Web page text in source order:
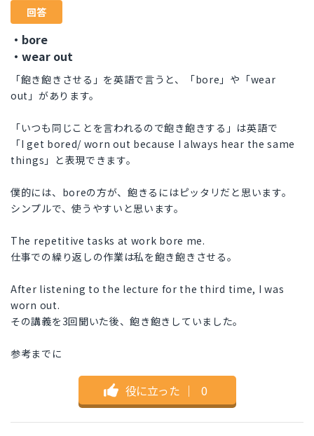
回答
・bore
・wear out
「飽き飽きさせる」を英語で言うと、「bore」や「wear
out」があります。
「いつも同じことを言われるので飽き飽きする」は英語で
「I get bored/ worn out because I always hear the same
things」と表現できます。
僕的には、boreの方が、飽きるにはピッタリだと思います。
シンプルで、使うやすいと思います。
The repetitive tasks at work bore me.
仕事での繰り返しの作業は私を飽き飽きさせる。
After listening to the lecture for the third time, I was
worn out.
その講義を3回聞いた後、飽き飽きしていました。
参考までに
役に立った ｜ 0